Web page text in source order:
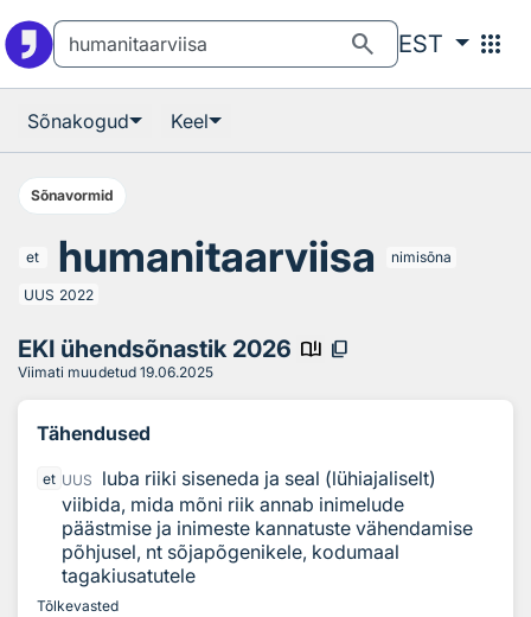
search EST apps
Sõnakogud Keel
Sõnavormid
et humanitaarviisa nimisõna
UUS 2022
EKI ühendsõnastik 2026 book_ribbon content_copy
Viimati muudetud 19.06.2025
Tähendused
et UUS
luba riiki siseneda ja seal (lühiajaliselt)
viibida, mida mõni riik annab inimelude
päästmise ja inimeste kannatuste vähendamise
põhjusel, nt sõjapõgenikele, kodumaal
tagakiusatutele
Tõlkevasted